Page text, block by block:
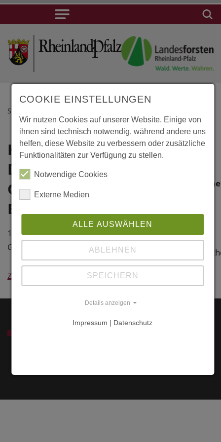
STARTSEITE
Klocksin,
Dendrologischer
Garten
Blücherhof
1906 angelegter dendrologischer
Garten
Zurück
Lage
17194 Klocksin
Seenplatte
COOKIE EINSTELLUNGEN
Wir nutzen Cookies auf unserer Website. Einige von
ihnen sind technisch notwendig, während andere uns
helfen, diese Website zu verbessern oder zusätzliche
Funktionalitäten zur Verfügung zu stellen.
Notwendige Cookies
Externe Medien
ALLE AUSWÄHLEN
ABLEHNEN
SPEICHERN
Details anzeigen
Impressum | Datenschutz